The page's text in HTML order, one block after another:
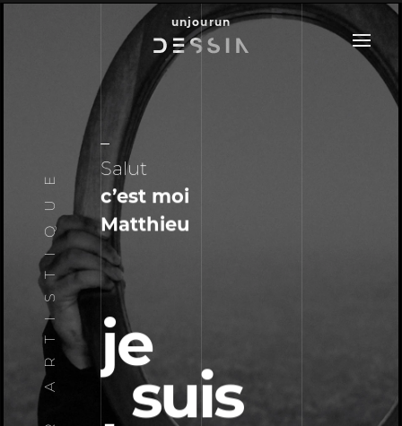
unjourun
Salut
c’est moi
Matthieu
je
suis